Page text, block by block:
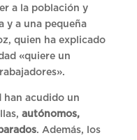
a la población y
y a una pequeña
quien ha explicado
«quiere un
han acudido un
autónomos,
. Además, los